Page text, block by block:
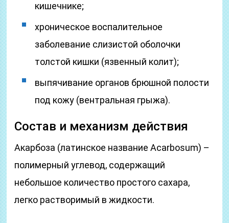
кишечнике;
хроническое воспалительное
заболевание слизистой оболочки
толстой кишки (язвенный колит);
выпячивание органов брюшной полости
под кожу (вентральная грыжа).
Состав и механизм действия
Акарбоза (латинское название Acarbosum) –
полимерный углевод, содержащий
небольшое количество простого сахара,
легко растворимый в жидкости.